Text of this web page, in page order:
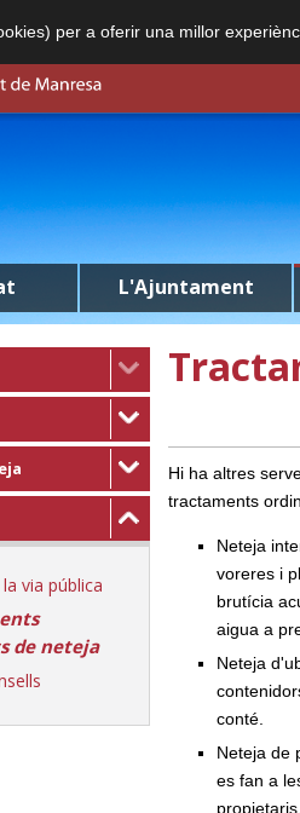
per a oferir una millor
L'Ajuntament
via pública
de neteja
Hi ha altres
tractaments
Neteja
voreres i
brutícia
aigua a
Neteja
conté.
Neteja de
es fan a